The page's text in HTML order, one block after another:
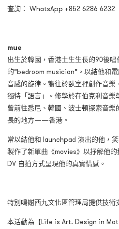
查詢： WhatsApp +852 6286 6232
mue
出生於韓國，香港土生生長的90後
的”bedroom musician”。以結他和
音感的旋律。嚮往於臥室裡創作音樂
獨特「語言」。修學於在伯克利音樂
曾前往悉尼、韓國、波士頓探索音
長的地方——香港。
常以結他和 launchpad 演出的他，
製作了新單曲《movies》以抒解他
DV 自拍方式呈現他的真實情感。
特別鳴謝西九文化區管理局提供技術
本活動為【Life is Art. Design in